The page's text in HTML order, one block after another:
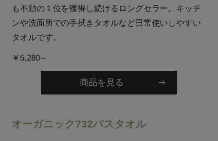
も不動の１位を獲得し続けるロングセラー。キッチ
ンや洗面所での手拭きタオルなど日常使いしやすい
タオルです。
￥5,280～
商品を見る
オーガニック732バスタオル